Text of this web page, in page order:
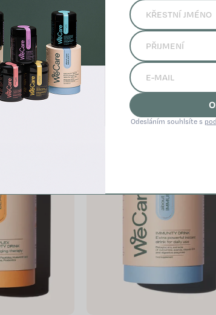
Súvisiaci tovarOdesláním souhlsíte s